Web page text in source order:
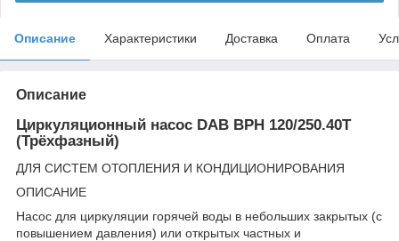
Описание Характеристики Доставка Оплата
Описание
Циркуляционный насос DAB BPH 120/250.40T
(Трёхфазный)
ДЛЯ СИСТЕМ ОТОПЛЕНИЯ И КОНДИЦИОНИРОВАНИЯ
ОПИСАНИЕ
Насос для циркуляции горячей воды в небольших закрытых (с
повышением давления) или открытых частных и